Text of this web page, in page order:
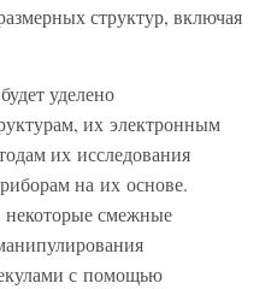
структур, включая
уделено
их электронным
их исследования
на их основе.
некоторые смежные
с помощью